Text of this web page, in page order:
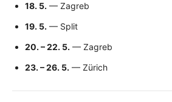
18. 5. — Zagreb
19. 5. — Split
20. – 22. 5. — Zagreb
23. – 26. 5. — Zürich